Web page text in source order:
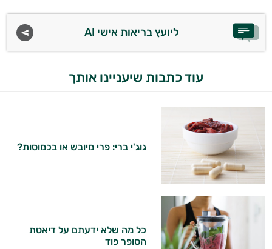
ליועץ בריאות אישי AI
עוד כתבות שיעניינו אותך
גוג'י ברי: פרי מיובש או בכמוסות?
כל מה שלא ידעתם על דיאטת
הסופר פוד